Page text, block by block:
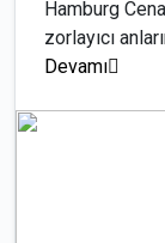
Hamburg
zorlayıcı
Devamı